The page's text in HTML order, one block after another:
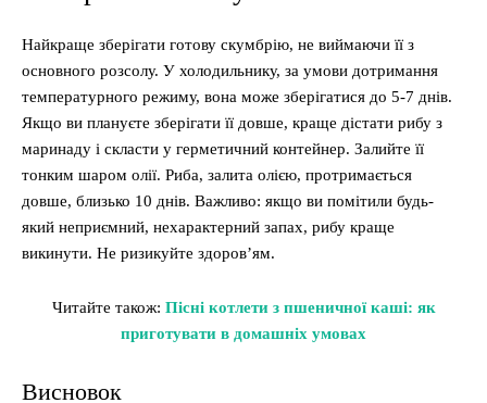
Найкраще зберігати готову скумбрію, не виймаючи її з
основного розсолу. У холодильнику, за умови дотримання
температурного режиму, вона може зберігатися до 5-7 днів.
Якщо ви плануєте зберігати її довше, краще дістати рибу з
маринаду і скласти у герметичний контейнер. Залийте її
тонким шаром олії. Риба, залита олією, протримається
довше, близько 10 днів. Важливо: якщо ви помітили будь-
який неприємний, нехарактерний запах, рибу краще
викинути. Не ризикуйте здоров’ям.
Читайте також: Пісні котлети з пшеничної каші: як
приготувати в домашніх умовах
Висновок